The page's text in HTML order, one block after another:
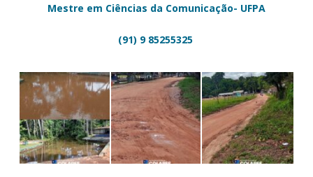
Mestre em Ciências da Comunicação- UFPA
(91) 9 85255325